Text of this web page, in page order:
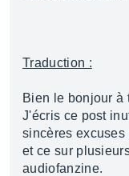
Traduction :
Bien le bonjour à
J'écris ce post
sincères excuses
et ce sur
audiofanzine.